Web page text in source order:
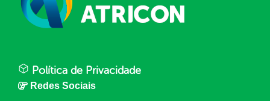
Política de Privacidade
Redes Sociais